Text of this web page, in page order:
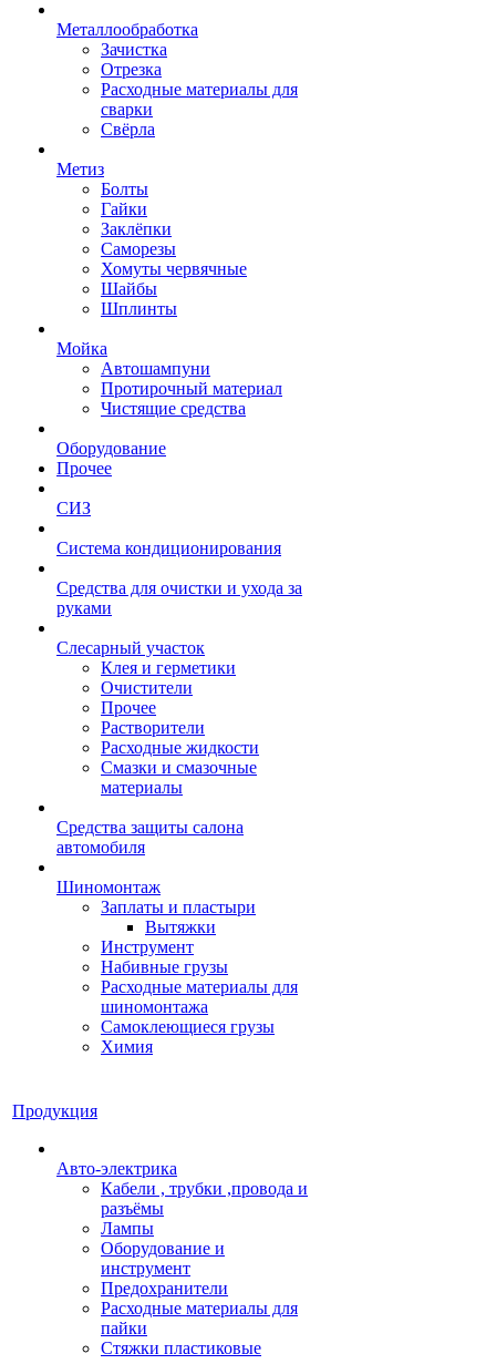
Металлообработка
Зачистка
Отрезка
Расходные материалы для
сварки
Свёрла
Метиз
Болты
Гайки
Заклёпки
Саморезы
Хомуты червячные
Шайбы
Шплинты
Мойка
Автошампуни
Протирочный материал
Чистящие средства
Оборудование
Прочее
СИЗ
Система кондиционирования
Средства для очистки и ухода за
руками
Слесарный участок
Клея и герметики
Очистители
Прочее
Растворители
Расходные жидкости
Смазки и смазочные
материалы
Средства защиты салона
автомобиля
Шиномонтаж
Заплаты и пластыри
Вытяжки
Инструмент
Набивные грузы
Расходные материалы для
шиномонтажа
Самоклеющиеся грузы
Химия
Продукция
Авто-электрика
Кабели , трубки ,провода и
разъёмы
Лампы
Оборудование и
инструмент
Предохранители
Расходные материалы для
пайки
Стяжки пластиковые